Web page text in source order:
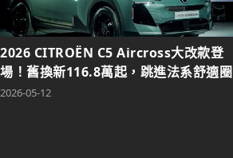
2026 CITROËN C5 Aircross大改款登
場！舊換新116.8萬起，跳進法系舒適圈
2026-05-12